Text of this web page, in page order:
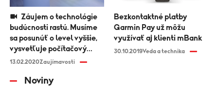
budúcnosti rastú. Musíme
sa posunúť o level vyššie,
vysvetľuje počítačový
vedec Martin Spano
13.02.2020Zaujímavosti
Bezkontaktné platby
Garmin Pay už môžu
využívať aj klienti mBank
30.10.2019Veda a technika
Noviny